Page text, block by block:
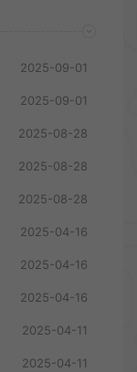
2025-09-01
2025-09-01
2025-08-28
2025-08-28
2025-08-28
2025-04-16
2025-04-16
2025-04-16
2025-04-11
2025-04-11